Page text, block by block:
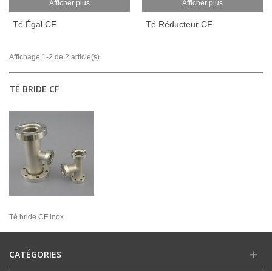
Afficher plus
Té Égal CF
Afficher plus
Té Réducteur CF
Affichage 1-2 de 2 article(s)
TÉ BRIDE CF
Té bride CF inox
CATÉGORIES